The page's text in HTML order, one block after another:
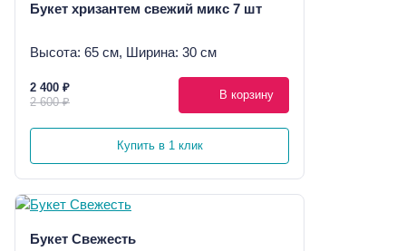
Букет хризантем свежий микс 7 шт
Высота: 65 см, Ширина: 30 см
2 400 ₽
2 600 ₽
В корзину
Купить в 1 клик
Букет Свежесть